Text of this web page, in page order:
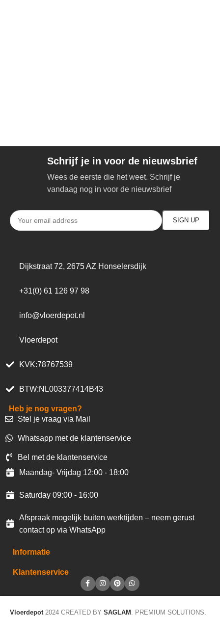
Schrijf je in voor de nieuwsbrief
Wees de eerste die het weet. Schrijf je
vandaag nog in voor de nieuwsbrief
Dijkstraat 72, 2675 AZ Honselersdijk
+31(0) 61 126 97 98
info@vloerdepot.nl
Vloerdepot
KVK:78767539
BTW:NL003377414B43
Heb je nog vragen?
Stel je vraag via Mail
Whatsapp met de klantenservice
Bel met de klantenservice
Maandag- Vrijdag 12:00 - 18:00
Saturday 09:00 - 16:00
Afspraak mogelijk buiten werktijden – neem gerust
contact op via WhatsApp
Informatie
Klantenservice
Vloerdepot 2024 CREATED BY SAGLAM . PREMIUM SOLUTIONS.